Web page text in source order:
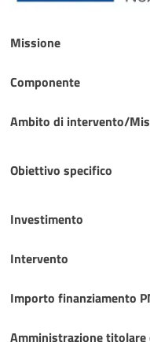
Missione
Componente
Ambito di intervento/
Obiettivo specifico
Investimento
Intervento
Importo finanziamento
Amministrazione titolare